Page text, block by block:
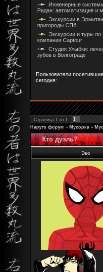
Инженерные
Ридан: автоматизация и
Экскурсии в
пригороды СПб
Экскурсии и туры
компании Captour
Студия Улыбки:
зубов в Волгограде
Пользователи
сегодня:
Страница 1 из 1 1
Наруто форум » Мусорка »
Кто дуэль?
Эко